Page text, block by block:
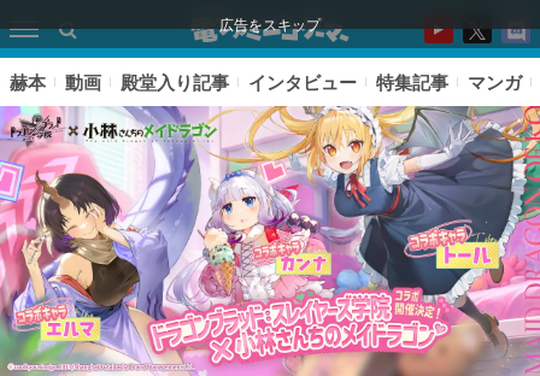
広告をスキップ
赫本 動画 殿堂入り記事 インタビュー 特集記事 マンガ